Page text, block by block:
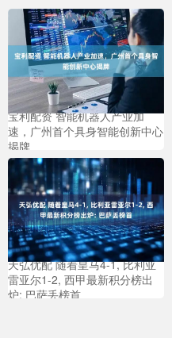
宝利配资 智能机器人产业加
速，广州首个具身智能创新中心
揭牌
天弘优配 随着皇马4-1, 比利亚
雷亚尔1-2, 西甲最新积分榜出
炉: 巴萨丢榜首